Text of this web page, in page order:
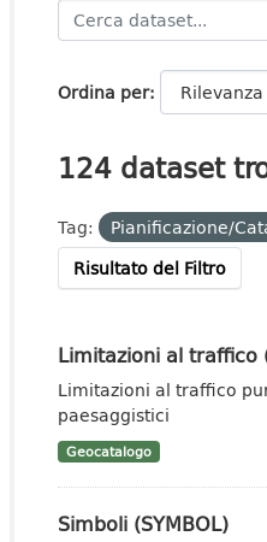
Ordina per
124 dataset
Tag: Pianificazione/
Risultato del Filtro
Limitazioni al traffico
Limitazioni al traffico
paesaggistici
Geocatalogo
Simboli (SYMBOL)